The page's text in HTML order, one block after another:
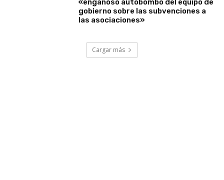
«engañoso autobombo del equipo de
gobierno sobre las subvenciones a
las asociaciones»
Cargar más